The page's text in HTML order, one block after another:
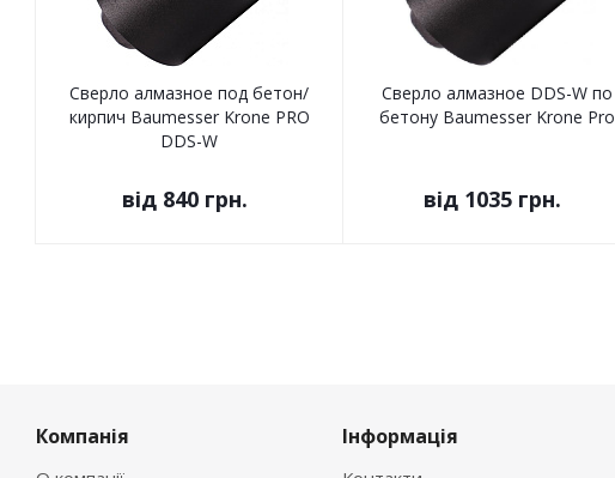
Сверло алмазное под бетон/
кирпич Baumesser Krone PRO
DDS-W
від 840 грн.
Сверло алмазное DDS-W по
бетону Baumesser Krone Pro
від 1035 грн.
Компанія Інформація